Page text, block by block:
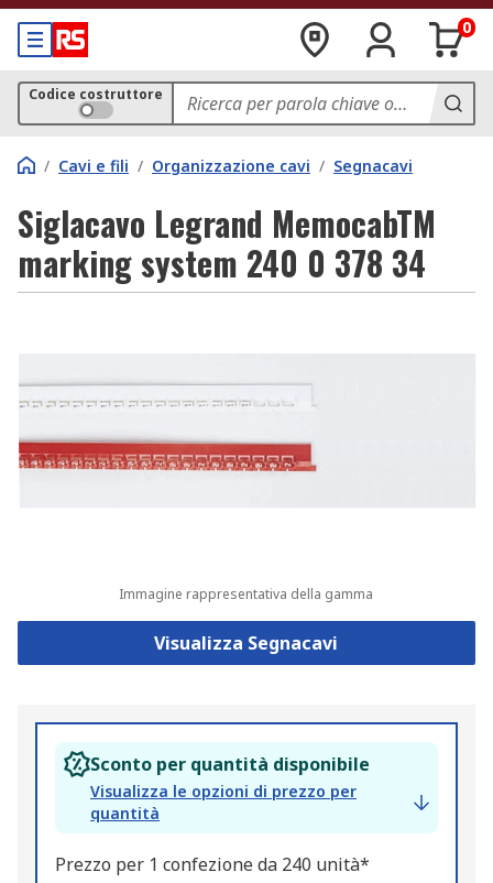
0
Codice costruttore
/ Cavi e fili / Organizzazione cavi / Segnacavi
Siglacavo Legrand MemocabTM
marking system 240 0 378 34
Immagine rappresentativa della gamma
Visualizza Segnacavi
Sconto per quantità disponibile
Visualizza le opzioni di prezzo per
quantità
Prezzo per 1 confezione da 240 unità*